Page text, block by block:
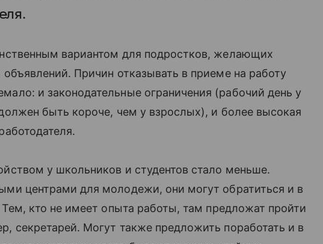
вариантом для подростков, желающих
Причин отказывать в приеме на работу
и законодательные ограничения (рабочий день у
быть короче, чем у взрослых), и более высокая
у школьников и студентов стало меньше.
центрами для молодежи, они могут обратиться и в
Тем, кто не имеет опыта работы, там предложат пройти
секретарей. Могут также предложить поработать и в